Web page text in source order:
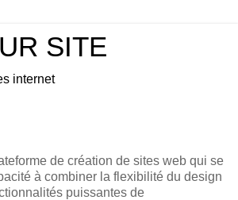
SITE
internet
de création de sites web qui se
à combiner la flexibilité du design
puissantes de